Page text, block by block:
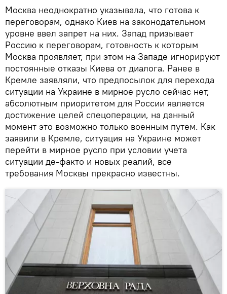
Москва неоднократно указывала, что готова к
переговорам, однако Киев на законодательном
уровне ввел запрет на них. Запад призывает
Россию к переговорам, готовность к которым
Москва проявляет, при этом на Западе игнорируют
постоянные отказы Киева от диалога. Ранее в
Кремле заявляли, что предпосылок для перехода
ситуации на Украине в мирное русло сейчас нет,
абсолютным приоритетом для России является
достижение целей спецоперации, на данный
момент это возможно только военным путем. Как
заявили в Кремле, ситуация на Украине может
перейти в мирное русло при условии учета
ситуации де-факто и новых реалий, все
требования Москвы прекрасно известны.